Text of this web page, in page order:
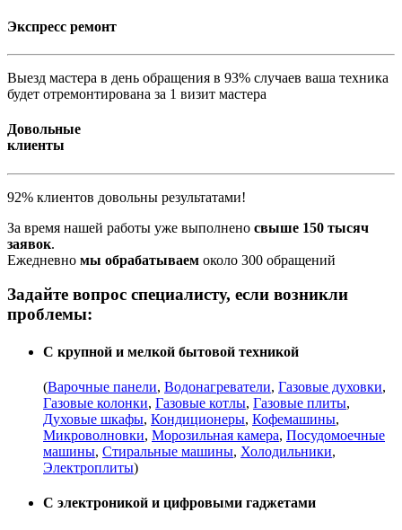
Экспресс ремонт
Выезд мастера в день обращения в 93% случаев ваша техника
будет отремонтирована за 1 визит мастера
Довольные
клиенты
92% клиентов довольны результатами!
За время нашей работы уже выполнено свыше 150 тысяч
заявок.
Ежедневно мы обрабатываем около 300 обращений
Задайте вопрос специалисту, если возникли
проблемы:
С крупной и мелкой бытовой техникой
(Варочные панели, Водонагреватели, Газовые духовки,
Газовые колонки, Газовые котлы, Газовые плиты,
Духовые шкафы, Кондиционеры, Кофемашины,
Микроволновки, Морозильная камера, Посудомоечные
машины, Стиральные машины, Холодильники,
Электроплиты)
С электроникой и цифровыми гаджетами